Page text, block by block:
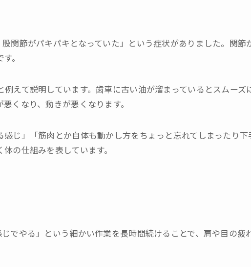
関節がパキパキとなっていた」という症状がありました。関節
。
えて説明しています。歯車に古い油が溜まっているとスムーズ
くなり、動きが悪くなります。
じ」「筋肉とか自体も動かし方をちょっと忘れてしまったり下
の仕組みを表しています。
でやる」という細かい作業を長時間続けることで、肩や目の疲